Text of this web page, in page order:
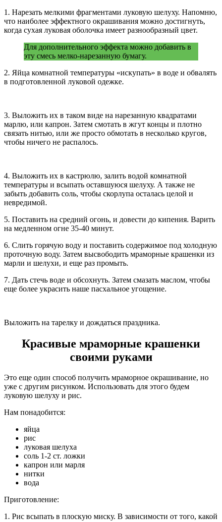
1. Нарезать мелкими фрагментами луковую шелуху. Напомню,
что наиболее эффектного окрашивания можно достигнуть,
когда сухая луковая оболочка имеет разнообразный цвет.
Для дополнительного эффекта можно добавить в
эту смесь мелко-нарезанную бумагу.
2. Яйца комнатной температуры «искупать» в воде и обвалять
в подготовленной луковой одежке.
3. Выложить их в таком виде на нарезанную квадратами
марлю, или капрон. Затем смотать в жгут концы и плотно
связать нитью, или же просто обмотать в несколько кругов,
чтобы ничего не распалось.
4. Выложить их в кастрюлю, залить водой комнатной
температуры и всыпать оставшуюся шелуху. А также не
забыть добавить соль, чтобы скорлупа осталась целой и
невредимой.
5. Поставить на средний огонь, и довести до кипения. Варить
на медленном огне 35-40 минут.
6. Слить горячую воду и поставить содержимое под холодную
проточную воду. Затем высвободить мраморные крашенки из
марли и шелухи, и еще раз промыть.
7. Дать стечь воде и обсохнуть. Затем смазать маслом, чтобы
еще более украсить наше пасхальное угощение.
Выложить на тарелку и дождаться праздника.
Красивые мраморные крашенки
своими руками
Это еще один способ получить мраморное окрашивание, но
уже с другим рисунком. Использовать для этого будем
луковую шелуху и рис.
Нам понадобится:
яйца
рис
луковая шелуха
соль 1-2 ст. ложки
капрон или марля
нитки
вода
Приготовление:
1. Рис всыпать в плоскую миску. В зависимости от того, какой